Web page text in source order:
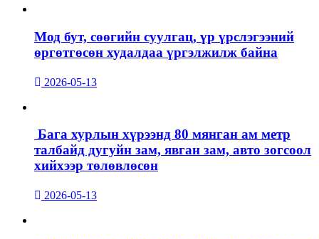
Мод бут, сөөгийн суулгац, үр үрслэгээний
өргөтгөсөн худалдаа үргэлжилж байна
2026-05-13
Бага хурлын хүрээнд 80 мянган ам метр
талбайд дугуйн зам, явган зам, авто зогсоол
хийхээр төлөвлөсөн
2026-05-13